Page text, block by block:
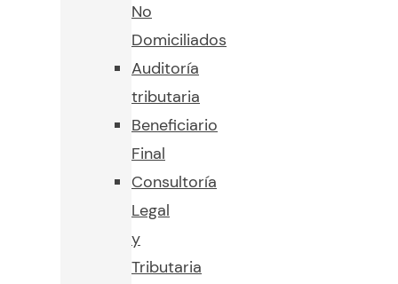
No
Domiciliados
Auditoría
tributaria
Beneficiario
Final
Consultoría
Legal
y
Tributaria